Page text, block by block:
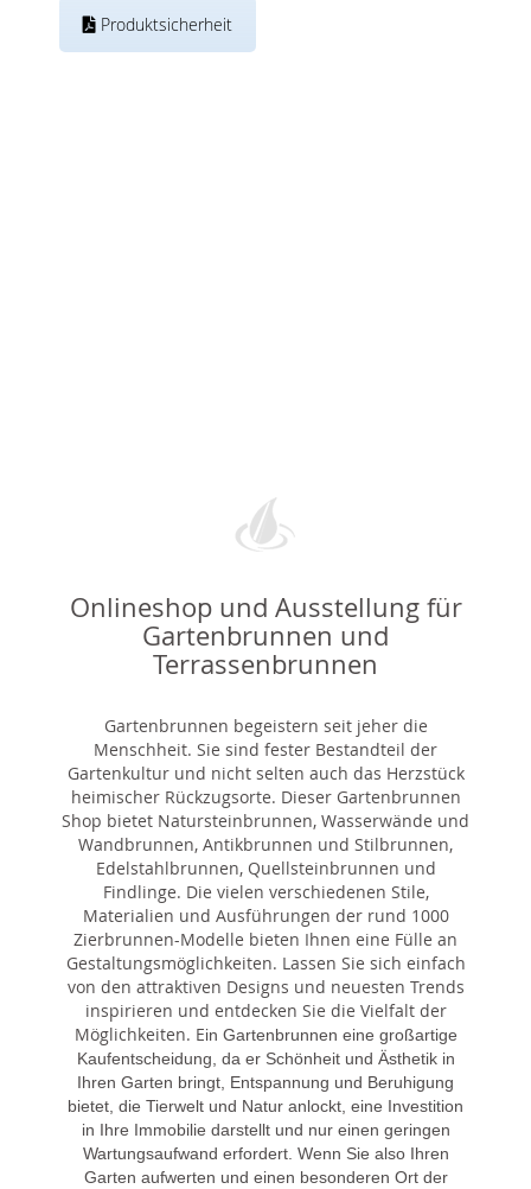
Produktsicherheit
Onlineshop und Ausstellung für
Gartenbrunnen und
Terrassenbrunnen
Gartenbrunnen begeistern seit jeher die
Menschheit. Sie sind fester Bestandteil der
Gartenkultur und nicht selten auch das Herzstück
heimischer Rückzugsorte. Dieser Gartenbrunnen
Shop bietet Natursteinbrunnen, Wasserwände und
Wandbrunnen, Antikbrunnen und Stilbrunnen,
Edelstahlbrunnen, Quellsteinbrunnen und
Findlinge. Die vielen verschiedenen Stile,
Materialien und Ausführungen der rund 1000
Zierbrunnen-Modelle bieten Ihnen eine Fülle an
Gestaltungsmöglichkeiten. Lassen Sie sich einfach
von den attraktiven Designs und neuesten Trends
inspirieren und entdecken Sie die Vielfalt der
Möglichkeiten. Ein Gartenbrunnen eine großartige
Kaufentscheidung, da er Schönheit und Ästhetik in
Ihren Garten bringt, Entspannung und Beruhigung
bietet, die Tierwelt und Natur anlockt, eine Investition
in Ihre Immobilie darstellt und nur einen geringen
Wartungsaufwand erfordert. Wenn Sie also Ihren
Garten aufwerten und einen besonderen Ort der